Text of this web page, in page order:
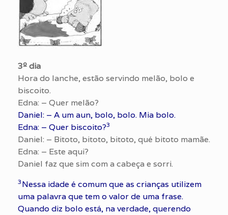
3º dia
Hora do lanche, estão servindo melão, bolo e
biscoito.
Edna: – Quer melão?
Daniel: – A um aun, bolo, bolo. Mia bolo.
Edna: – Quer biscoito?3
Daniel: – Bitoto, bitoto, bitoto, qué bitoto mamãe.
Edna: – Este aqui?
Daniel faz que sim com a cabeça e sorri.
3 Nessa idade é comum que as crianças utilizem
uma palavra que tem o valor de uma frase.
Quando diz bolo está, na verdade, querendo